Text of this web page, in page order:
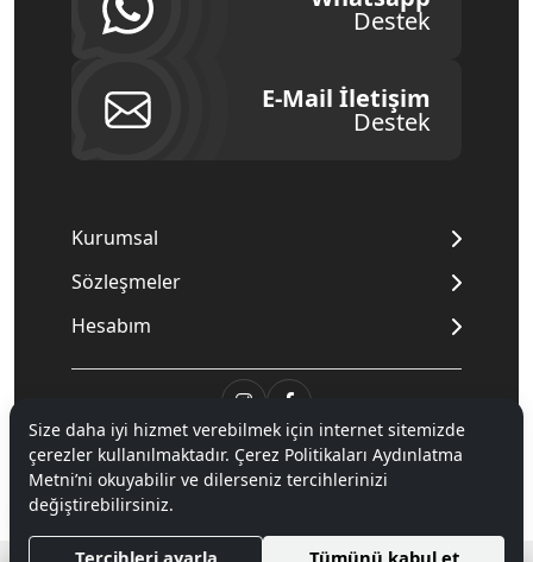
Destek
E-Mail İletişim
Destek
Kurumsal
Sözleşmeler
Hesabım
© 2020Mnpc. Tüm hakları saklıdır.
Hipotenüs Yeni Nesil E-Ticaret Sistemleri ile Hazırlanmıştır.
Size daha iyi hizmet verebilmek için internet sitemizde
çerezler kullanılmaktadır. Çerez Politikaları Aydınlatma
Metni’ni okuyabilir ve dilerseniz tercihlerinizi
değiştirebilirsiniz.
Tercihleri ayarla Tümünü kabul et